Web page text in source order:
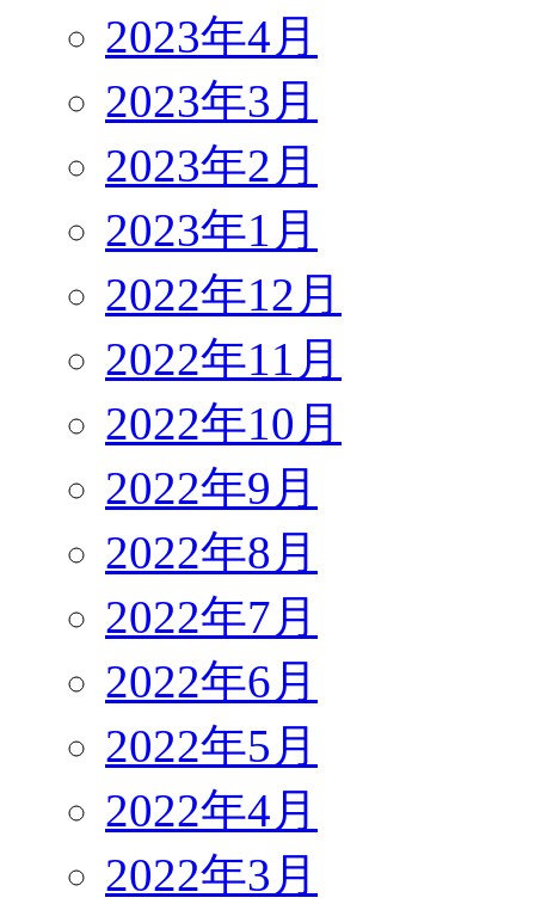
2023年4月
2023年3月
2023年2月
2023年1月
2022年12月
2022年11月
2022年10月
2022年9月
2022年8月
2022年7月
2022年6月
2022年5月
2022年4月
2022年3月